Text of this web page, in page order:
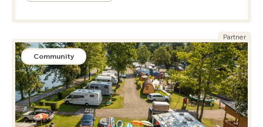
Partner
Community